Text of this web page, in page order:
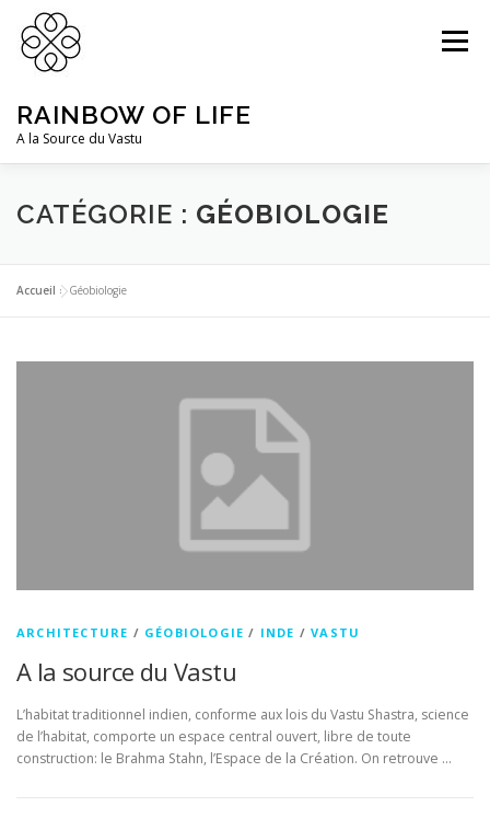
contenu
RAINBOW OF LIFE
A la Source du Vastu
Menu
DR PRABHAT PODDAR PRESTATIONS
ACTUALITÉS
CATÉGORIE : GÉOBIOLOGIE
Accueil »Géobiologie
ARCHITECTURE / GÉOBIOLOGIE / INDE /VASTU
A la source du Vastu
L’habitat traditionnel indien, conforme aux lois du Vastu Shastra, science
de l’habitat, comporte un espace central ouvert, libre de toute
construction: le Brahma Stahn, l’Espace de la Création. On retrouve …